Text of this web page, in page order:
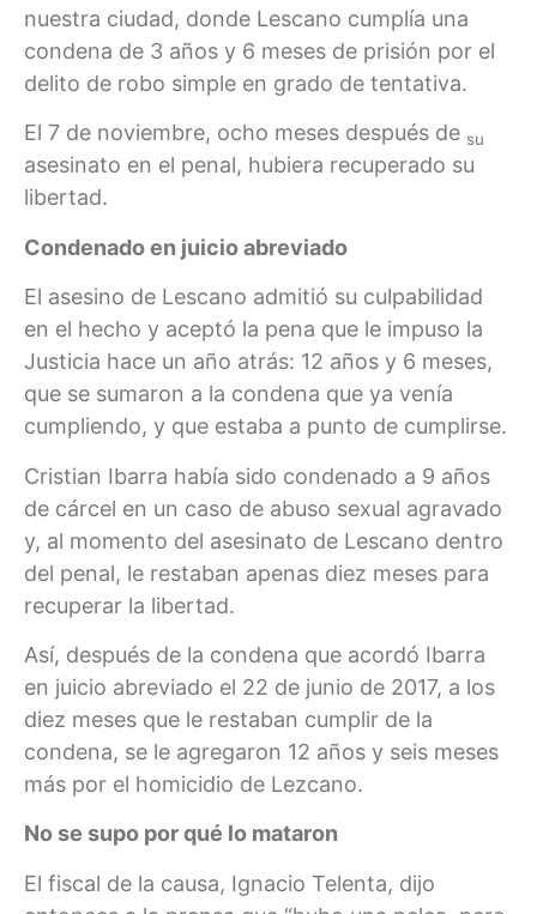
nuestra ciudad, donde Lescano cumplía una
condena de 3 años y 6 meses de prisión por el
delito de robo simple en grado de tentativa.
El 7 de noviembre, ocho meses después de su
asesinato en el penal, hubiera recuperado su
libertad.
Condenado en juicio abreviado
El asesino de Lescano admitió su culpabilidad
en el hecho y aceptó la pena que le impuso la
Justicia hace un año atrás: 12 años y 6 meses,
que se sumaron a la condena que ya venía
cumpliendo, y que estaba a punto de cumplirse.
Cristian Ibarra había sido condenado a 9 años
de cárcel en un caso de abuso sexual agravado
y, al momento del asesinato de Lescano dentro
del penal, le restaban apenas diez meses para
recuperar la libertad.
Así, después de la condena que acordó Ibarra
en juicio abreviado el 22 de junio de 2017, a los
diez meses que le restaban cumplir de la
condena, se le agregaron 12 años y seis meses
más por el homicidio de Lezcano.
No se supo por qué lo mataron
El fiscal de la causa, Ignacio Telenta, dijo